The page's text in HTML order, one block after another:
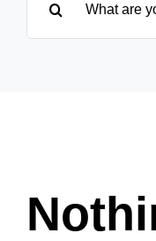
nach: